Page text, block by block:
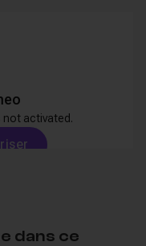
not activated.
dans ce